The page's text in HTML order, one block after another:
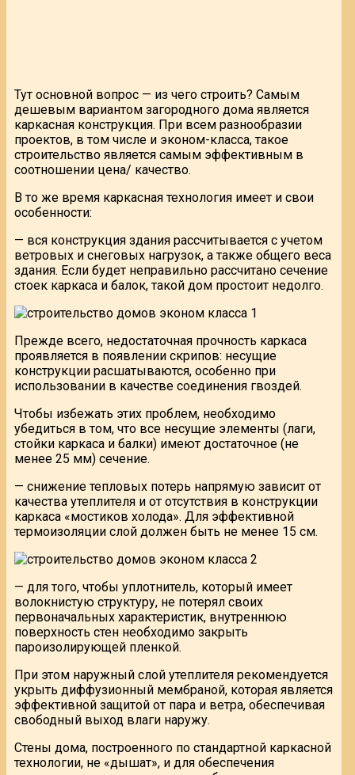
Тут основной вопрос — из чего строить? Самым
дешевым вариантом загородного дома является
каркасная конструкция. При всем разнообразии
проектов, в том числе и эконом-класса, такое
строительство является самым эффективным в
соотношении цена/ качество.
В то же время каркасная технология имеет и свои
особенности:
— вся конструкция здания рассчитывается с учетом
ветровых и снеговых нагрузок, а также общего веса
здания. Если будет неправильно рассчитано сечение
стоек каркаса и балок, такой дом простоит недолго.
Прежде всего, недостаточная прочность каркаса
проявляется в появлении скрипов: несущие
конструкции расшатываются, особенно при
использовании в качестве соединения гвоздей.
Чтобы избежать этих проблем, необходимо
убедиться в том, что все несущие элементы (лаги,
стойки каркаса и балки) имеют достаточное (не
менее 25 мм) сечение.
— снижение тепловых потерь напрямую зависит от
качества утеплителя и от отсутствия в конструкции
каркаса «мостиков холода». Для эффективной
термоизоляции слой должен быть не менее 15 см.
— для того, чтобы уплотнитель, который имеет
волокнистую структуру, не потерял своих
первоначальных характеристик, внутреннюю
поверхность стен необходимо закрыть
пароизолирующей пленкой.
При этом наружный слой утеплителя рекомендуется
укрыть диффузионный мембраной, которая является
эффективной защитой от пара и ветра, обеспечивая
свободный выход влаги наружу.
Стены дома, построенного по стандартной каркасной
технологии, не «дышат», и для обеспечения